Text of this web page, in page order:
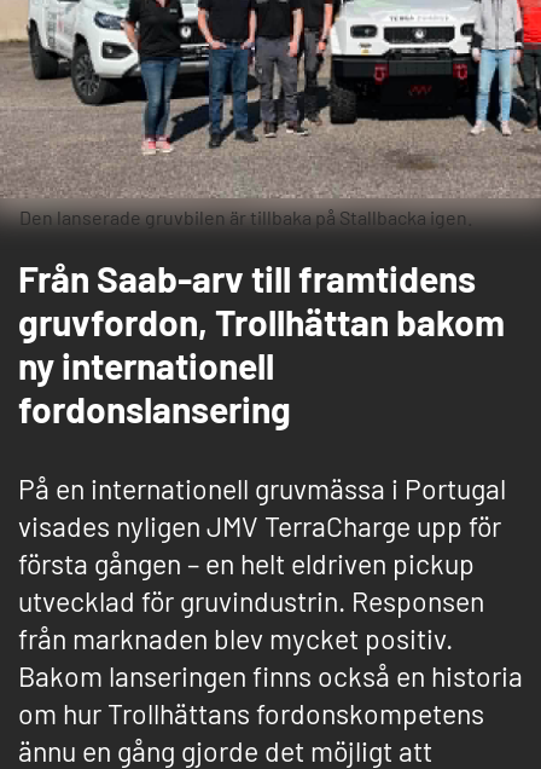
Den lanserade gruvbilen är tillbaka på Stallbacka igen.
Från Saab-arv till framtidens
gruvfordon, Trollhättan bakom
ny internationell
fordonslansering
På en internationell gruvmässa i Portugal
visades nyligen JMV TerraCharge upp för
första gången – en helt eldriven pickup
utvecklad för gruvindustrin. Responsen
från marknaden blev mycket positiv.
Bakom lanseringen finns också en historia
om hur Trollhättans fordonskompetens
ännu en gång gjorde det möjligt att